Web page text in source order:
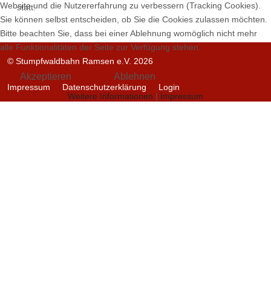
statt.
© Stumpfwaldbahn Ramsen e.V. 2026
Impressum Datenschutzerklärung Login
Website und die Nutzererfahrung zu verbessern (Tracking Cookies).
Sie können selbst entscheiden, ob Sie die Cookies zulassen möchten.
Bitte beachten Sie, dass bei einer Ablehnung womöglich nicht mehr
alle Funktionalitäten der Seite zur Verfügung stehen.
Akzeptieren Ablehnen
Weitere Informationen | Impressum